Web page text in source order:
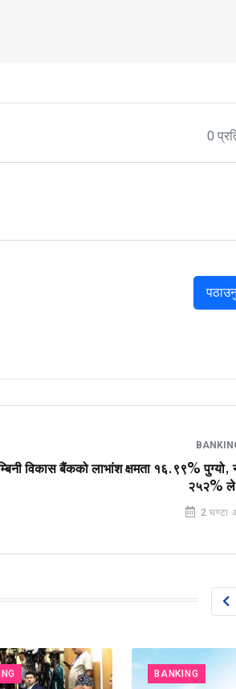
0
विकास बैंकको लाभांश क्षमता १६.९९% पुग्यो,
२५२% ले
2 घण्टा
BANKING